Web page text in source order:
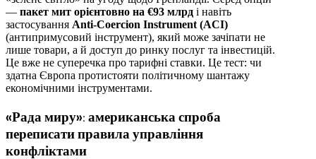
— пакет мит орієнтовно на €93 млрд і навіть
застосування Anti-Coercion Instrument (ACI)
(антипримусовий інструмент), який може зачіпати не
лише товари, а й доступ до ринку послуг та інвестицій.
Це вже не суперечка про тарифні ставки. Це тест: чи
здатна Європа протистояти політичному шантажу
економічними інструментами.
«Рада миру»: американська спроба
переписати правила управління
конфліктами